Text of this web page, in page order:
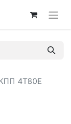
4T80E